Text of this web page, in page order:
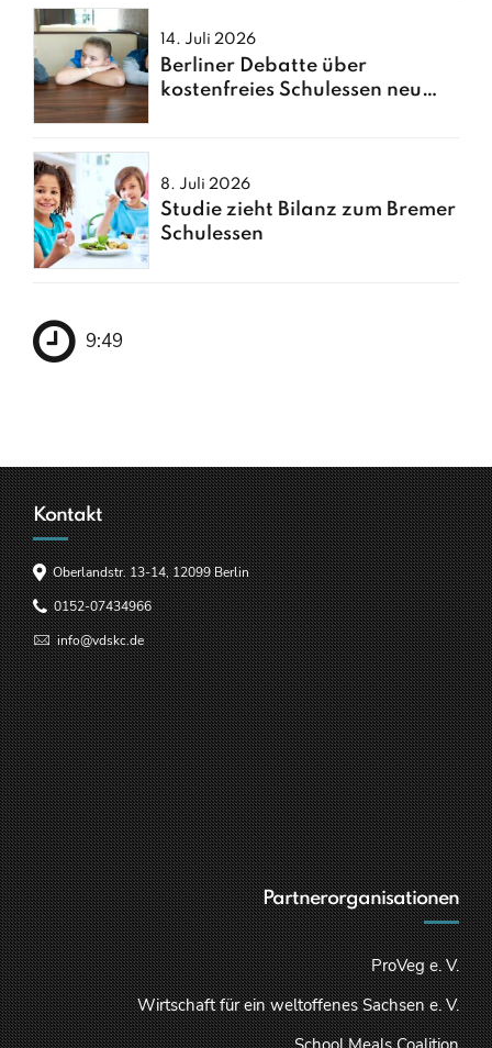
14. Juli 2026
Berliner Debatte über
kostenfreies Schulessen neu
8. Juli 2026
Studie zieht Bilanz zum Bremer
Schulessen
9:49
Kontakt
Oberlandstr. 13-14, 12099 Berlin
0152-07434966
info@vdskc.de
Partnerorganisationen
ProVeg e. V.
Wirtschaft für ein weltoffenes Sachsen e. V.